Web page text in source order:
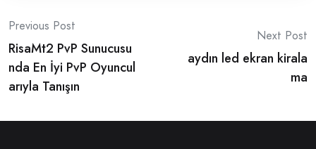
Post
navigation
Previous Post
RisaMt2 PvP Sunucusu
nda En İyi PvP Oyuncul
arıyla Tanışın
Next Post
aydın led ekran kirala
ma